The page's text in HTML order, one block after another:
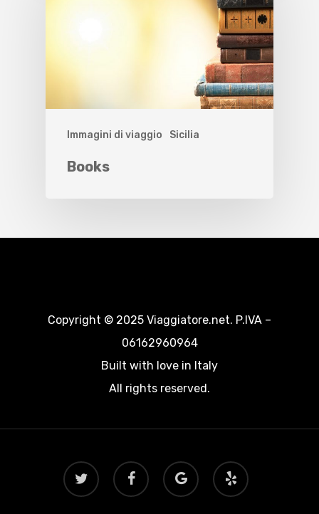
Immagini di viaggio Sicilia
Books
Copyright © 2025 Viaggiatore.net. P.IVA –
06162960964
Built with love in Italy
All rights reserved.
twitter facebook
google-
plus
yelp